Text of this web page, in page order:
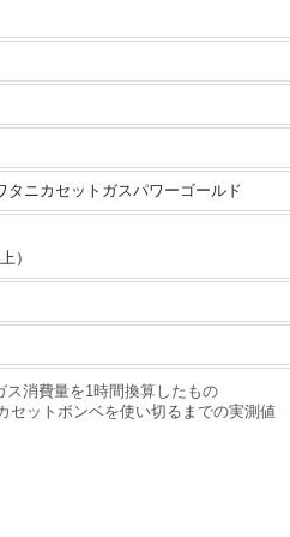
タニカセットガスパワーゴールド
）
消費量を1時間換算したもの
ットボンベを使い切るまでの実測値